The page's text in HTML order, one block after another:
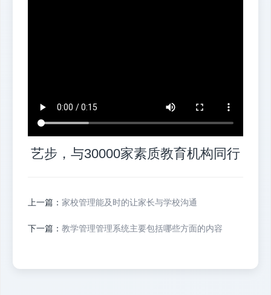
艺步，与30000家素质教育机构同行
上一篇： 家校管理能及时的让家长与学校沟通
下一篇： 教学管理管理系统主要包括哪些方面的内容